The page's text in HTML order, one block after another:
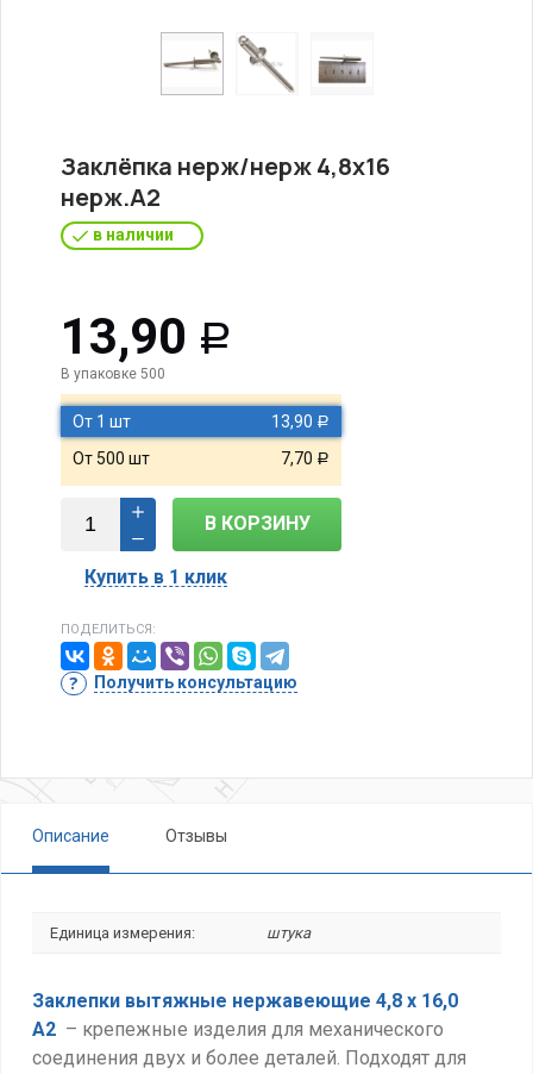
Заклёпка нерж/нерж 4,8х16
нерж.А2
в наличии
13,90 Р
В упаковке 500
От 1 шт 13,90 Р
От 500 шт 7,70 Р
В КОРЗИНУ
Купить в 1 клик
ПОДЕЛИТЬСЯ:
Получить консультацию
Описание Отзывы
Единица измерения: штука
Заклепки вытяжные нержавеющие 4,8 х 16,0
А2 – крепежные изделия для механического
соединения двух и более деталей. Подходят для